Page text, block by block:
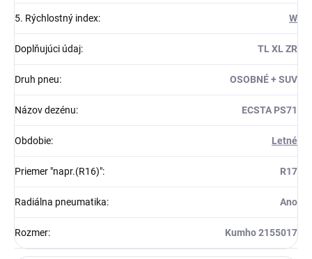
5. Rýchlostný index: W
Doplňujúci údaj: TL XL ZR
Druh pneu: OSOBNÉ + SUV
Názov dezénu: ECSTA PS71
Obdobie: Letné
Priemer "napr.(R16)": R17
Radiálna pneumatika: Ano
Rozmer: Kumho 2155017